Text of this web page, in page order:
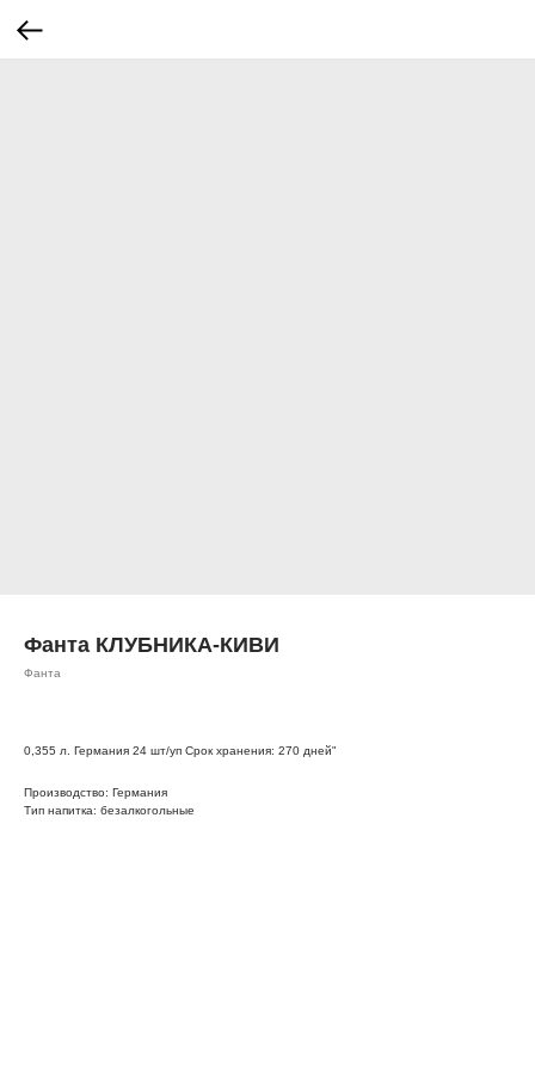
Фанта КЛУБНИКА-КИВИ
Фанта
0,355 л. Германия 24 шт/уп Срок хранения: 270 дней"
Производство: Германия
Тип напитка: безалкогольные